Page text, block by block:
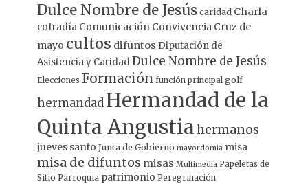
Dulce Nombre de Jesús caridad Charla
cofradía Comunicación Convivencia Cruz de
mayo cultos difuntos Diputación de
Asistencia y CaridadDulce Nombre de Jesús
Elecciones Formación función principal golf
hermandad Hermandad de la
Quinta Angustiahermanos
jueves santo Junta de Gobierno mayordomia misa
misa de difuntos misas Multimedia Papeletas de
Sitio Parroquia patrimonio Peregrinación